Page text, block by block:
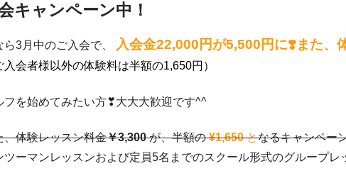
キャンペーン中！
ら3月中のご入会で、 入会金22,000円が5,500円に❣️また、
入会者様以外の体験料は半額の1,650円）
フを始めてみたい方❣大大大歓迎です^^
、体験レッスン料金￥3,300が、半額の¥1,650となるキャンペー
ツーマンレッスンおよび定員5名までのスクール形式のグループレ